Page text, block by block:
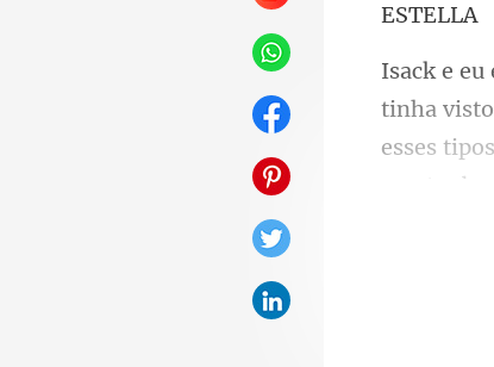
TE
esses